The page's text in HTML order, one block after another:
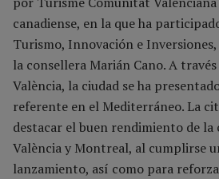
canadiense, en la que ha
Turismo, Innovación e
la consellera Marián Cano. A
València, la ciudad se ha
referente en el Mediterráneo. La
destacar el buen rendimiento de la
València y Montreal, al cumplirse
lanzamiento, así como para